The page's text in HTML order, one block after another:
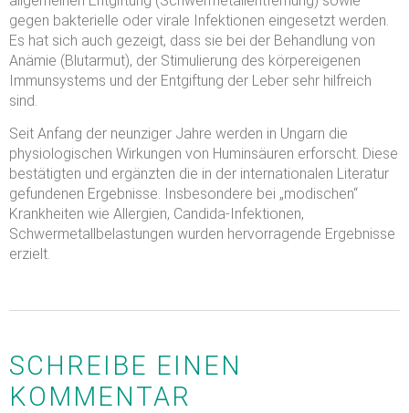
gegen bakterielle oder virale Infektionen eingesetzt werden.
Es hat sich auch gezeigt, dass sie bei der Behandlung von
Anämie (Blutarmut), der Stimulierung des körpereigenen
Immunsystems und der Entgiftung der Leber sehr hilfreich
sind.
Seit Anfang der neunziger Jahre werden in Ungarn die
physiologischen Wirkungen von Huminsäuren erforscht. Diese
bestätigten und ergänzten die in der internationalen Literatur
gefundenen Ergebnisse. Insbesondere bei „modischen“
Krankheiten wie Allergien, Candida-Infektionen,
Schwermetallbelastungen wurden hervorragende Ergebnisse
erzielt.
SCHREIBE EINEN
KOMMENTAR